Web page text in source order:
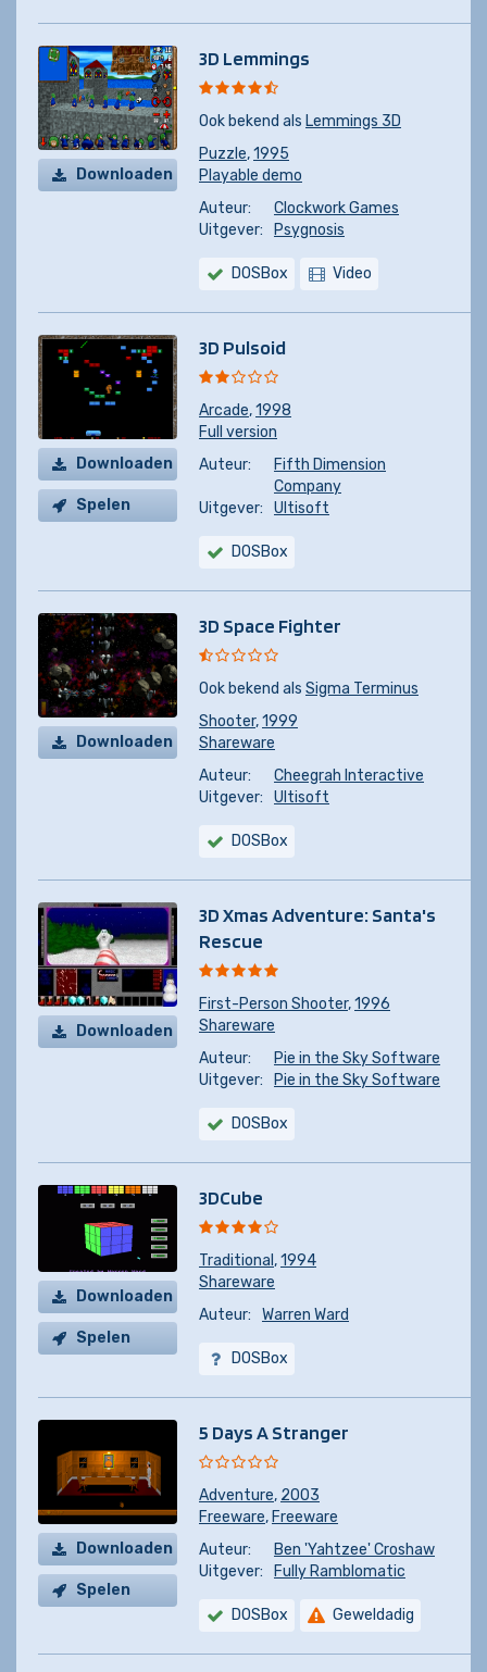
Downloaden
3D Lemmings
Ook bekend als Lemmings 3D
Puzzle,1995
Playable demo
Auteur:
Clockwork Games
Uitgever:
Psygnosis
DOSBox Video
Downloaden
Spelen
3D Pulsoid
Arcade,1998
Full version
Auteur:
Fifth Dimension
Company
Uitgever:
Ultisoft
DOSBox
Downloaden
3D Space Fighter
Ook bekend als Sigma Terminus
Shooter,1999
Shareware
Auteur:
Cheegrah Interactive
Uitgever:
Ultisoft
DOSBox
Downloaden
3D Xmas Adventure: Santa's
Rescue
First-Person Shooter,1996
Shareware
Auteur:
Pie in the Sky Software
Uitgever:
Pie in the Sky Software
DOSBox
Downloaden
Spelen
3DCube
Traditional ,1994
Shareware
Auteur:
Warren Ward
DOSBox
Downloaden
Spelen
5 Days A Stranger
Adventure, 2003
Freeware, Freeware
Auteur:
Ben 'Yahtzee' Croshaw
Uitgever:
Fully Ramblomatic
DOSBox Geweldadig